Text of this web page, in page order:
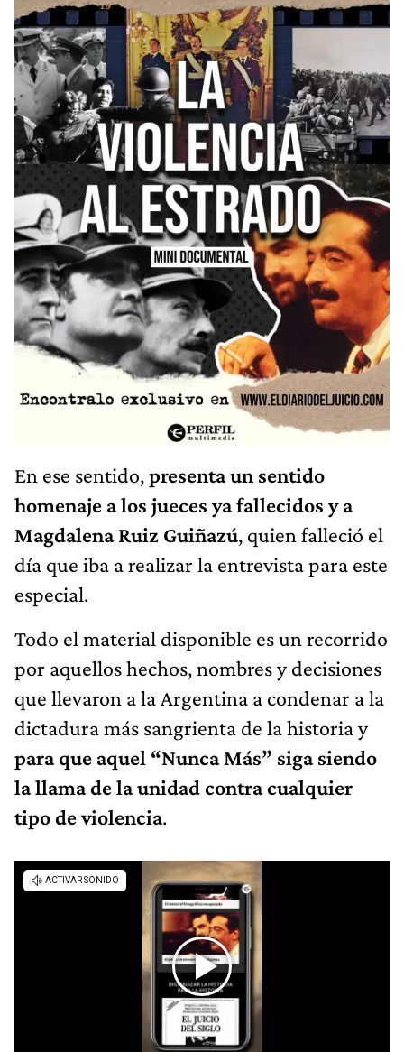
En ese sentido,presenta un sentido
homenaje a los jueces ya fallecidos y a
Magdalena Ruiz Guiñazú, quien falleció el
día que iba a realizar la entrevista para este
especial.
Todo el material disponible es un recorrido
por aquellos hechos, nombres y decisiones
que llevaron a la Argentina a condenar a la
dictadura más sangrienta de la historia y
para que aquel “Nunca Más” siga siendo
la llama de la unidad contra cualquier
tipo de violencia.